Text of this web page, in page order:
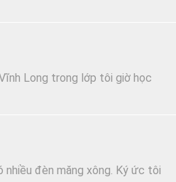
Long trong lớp tôi giờ học
nhiều đèn măng xông. Ký ức tôi